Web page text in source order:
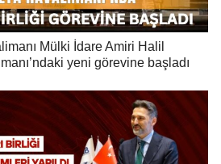
Mülki İdare Amiri Halil
yeni görevine başladı